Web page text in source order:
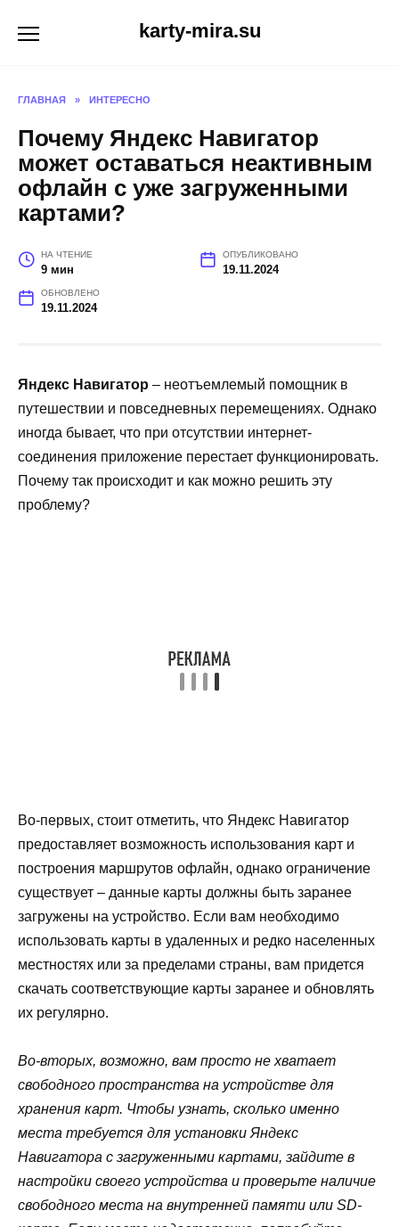
karty-mira.su
ГЛАВНАЯ » ИНТЕРЕСНО
Почему Яндекс Навигатор
может оставаться неактивным
офлайн с уже загруженными
картами?
НА ЧТЕНИЕ
9 мин
ОПУБЛИКОВАНО
19.11.2024
ОБНОВЛЕНО
19.11.2024
Яндекс Навигатор – неотъемлемый помощник в
путешествии и повседневных перемещениях. Однако
иногда бывает, что при отсутствии интернет-
соединения приложение перестает функционировать.
Почему так происходит и как можно решить эту
проблему?
Во-первых, стоит отметить, что Яндекс Навигатор
предоставляет возможность использования карт и
построения маршрутов офлайн, однако ограничение
существует – данные карты должны быть заранее
загружены на устройство. Если вам необходимо
использовать карты в удаленных и редко населенных
местностях или за пределами страны, вам придется
скачать соответствующие карты заранее и обновлять
их регулярно.
Во-вторых, возможно, вам просто не хватает
свободного пространства на устройстве для
хранения карт. Чтобы узнать, сколько именно
места требуется для установки Яндекс
Навигатора с загруженными картами, зайдите в
настройки своего устройства и проверьте наличие
свободного места на внутренней памяти или SD-